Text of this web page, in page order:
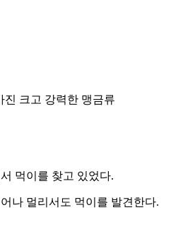
진 크고 강력한 맹금류
먹이를 찾고 있었다.
나 멀리서도 먹이를 발견한다.